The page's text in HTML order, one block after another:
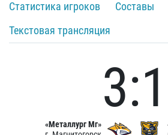
Статистика игроков
Составы
Текстовая трансляция
«Металлург Мг»
3:1